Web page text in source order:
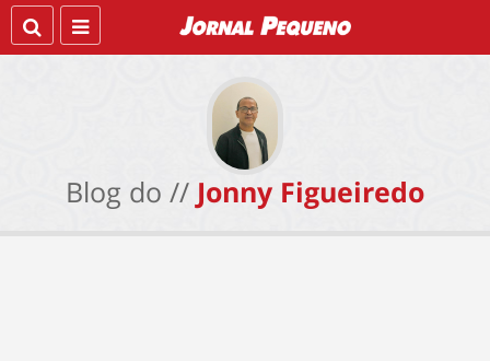
Blog do // Jonny Figueiredo